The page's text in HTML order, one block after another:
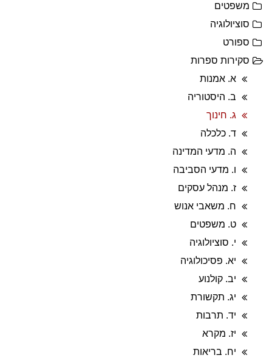
משפטים
סוציולוגיה
ספורט
סקירות ספרות
א. אמנות
ב. היסטוריה
ג. חינוך
ד. כלכלה
ה. מדעי המדינה
ו. מדעי הסביבה
ז. מנהל עסקים
ח. משאבי אנוש
ט. משפטים
י. סוציולוגיה
יא. פסיכולוגיה
יב. קולנוע
יג. תקשורת
יד. תרבות
יז. מקרא
יח. בריאות